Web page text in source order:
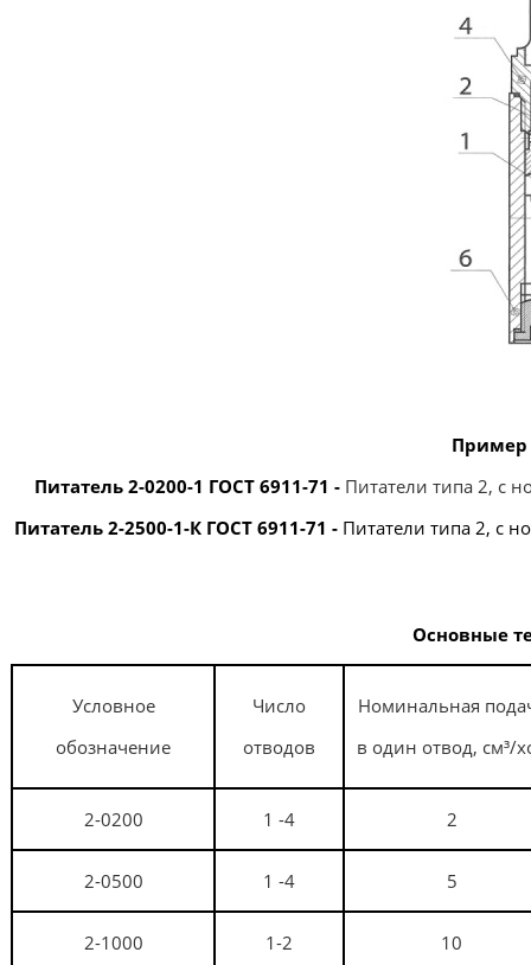
Пример
Питатель 2-0200-1 ГОСТ 6911-71 -Питатели типа 2, с
Питатель 2-2500-1-К ГОСТ 6911-71 - Питатели типа 2, с
Основные
Условное
обозначение
Число
отводов
Номинальная
в один отвод, см³/
2-0200 1 -4 2
2-0500 1 -4 5
2-1000 1-2 10